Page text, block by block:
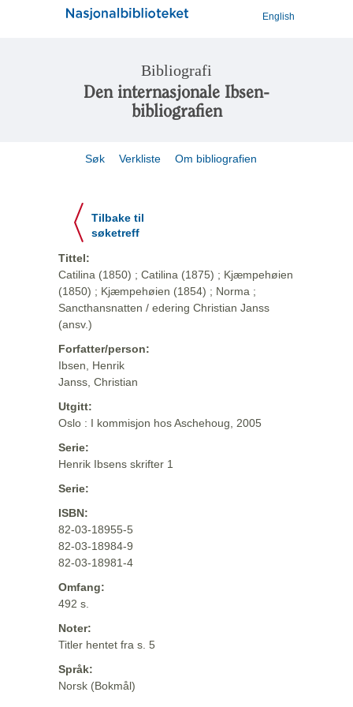
English
Bibliografi
Den internasjonale Ibsen-
bibliografien
Søk Verkliste Om bibliografien
Tilbake til
søketreff
Tittel:
Catilina (1850) ; Catilina (1875) ; Kjæmpehøien
(1850) ; Kjæmpehøien (1854) ; Norma ;
Sancthansnatten / edering Christian Janss
(ansv.)
Forfatter/person:
Ibsen, Henrik
Janss, Christian
Utgitt:
Oslo : I kommisjon hos Aschehoug, 2005
Serie:
Henrik Ibsens skrifter 1
Serie:
ISBN:
82-03-18955-5
82-03-18984-9
82-03-18981-4
Omfang:
492 s.
Noter:
Titler hentet fra s. 5
Språk:
Norsk (Bokmål)